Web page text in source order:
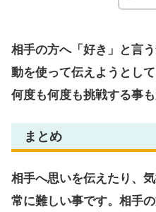
相手の方へ「好き」と言
動を使って伝えようとし
何度も何度も挑戦する事も
まとめ
相手へ思いを伝えたり、
常に難しい事です。相手